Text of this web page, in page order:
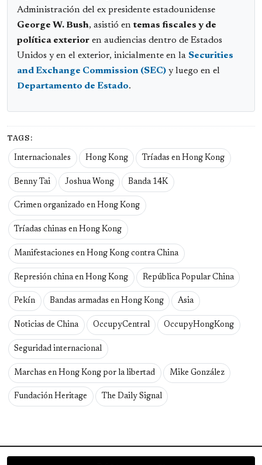
Administración del ex presidente estadounidense
George W. Bush, asistió en temas fiscales y de
política exterior en audiencias dentro de Estados
Unidos y en el exterior, inicialmente en la Securities
and Exchange Commission (SEC) y luego en el
Departamento de Estado.
TAGS:
Internacionales Hong Kong Tríadas en Hong Kong
Benny Tai Joshua Wong Banda 14K
Crimen organizado en Hong Kong
Tríadas chinas en Hong Kong
Manifestaciones en Hong Kong contra China
Represión china en Hong Kong República Popular China
Pekín Bandas armadas en Hong Kong Asia
Noticias de China OccupyCentral OccupyHongKong
Seguridad internacional
Marchas en Hong Kong por la libertad Mike González
Fundación Heritage The Daily Signal